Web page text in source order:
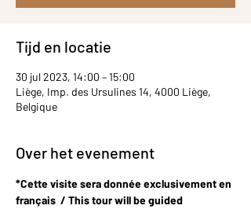
Tijd en locatie
30 jul 2023, 14:00 – 15:00
Liège, Imp. des Ursulines 14, 4000 Liège,
Belgique
Over het evenement
*Cette visite sera donnée exclusivement en
français  / This tour will be guided